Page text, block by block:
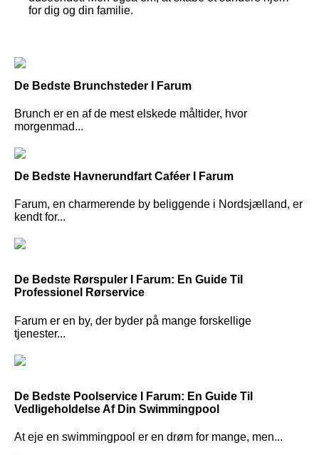
for dig og din familie.
De Bedste Brunchsteder I Farum
Brunch er en af de mest elskede måltider, hvor
morgenmad...
De Bedste Havnerundfart Caféer I Farum
Farum, en charmerende by beliggende i Nordsjælland, er
kendt for...
De Bedste Rørspuler I Farum: En Guide Til
Professionel Rørservice
Farum er en by, der byder på mange forskellige
tjenester...
De Bedste Poolservice I Farum: En Guide Til
Vedligeholdelse Af Din Swimmingpool
At eje en swimmingpool er en drøm for mange, men...